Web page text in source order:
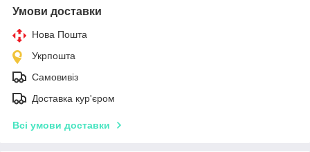
Умови доставки
Нова Пошта
Укрпошта
Самовивіз
Доставка кур'єром
Всі умови доставки